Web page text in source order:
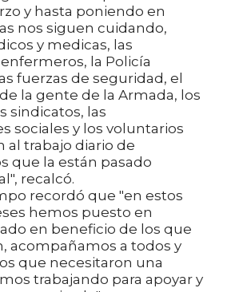
y hasta poniendo en
nos siguen cuidando,
y medicas, las
la Policía
fuerzas de seguridad, el
la gente de la Armada, los
sindicatos, las
sociales y los voluntarios
al trabajo diario de
que la están pasado
recalcó.
recordó que "en estos
hemos puesto en
en beneficio de los que
acompañamos a todos y
que necesitaron una
trabajando para apoyar y